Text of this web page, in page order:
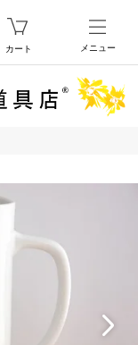
カート メニュー